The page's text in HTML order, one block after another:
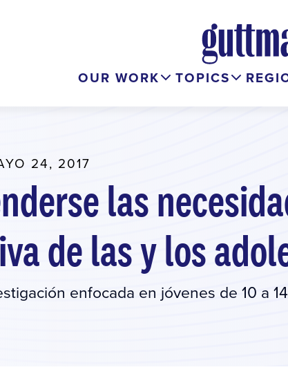
OUR WORK TOPICS
24, 2017
las
de las y los
enfocada en jóvenes de 10 a